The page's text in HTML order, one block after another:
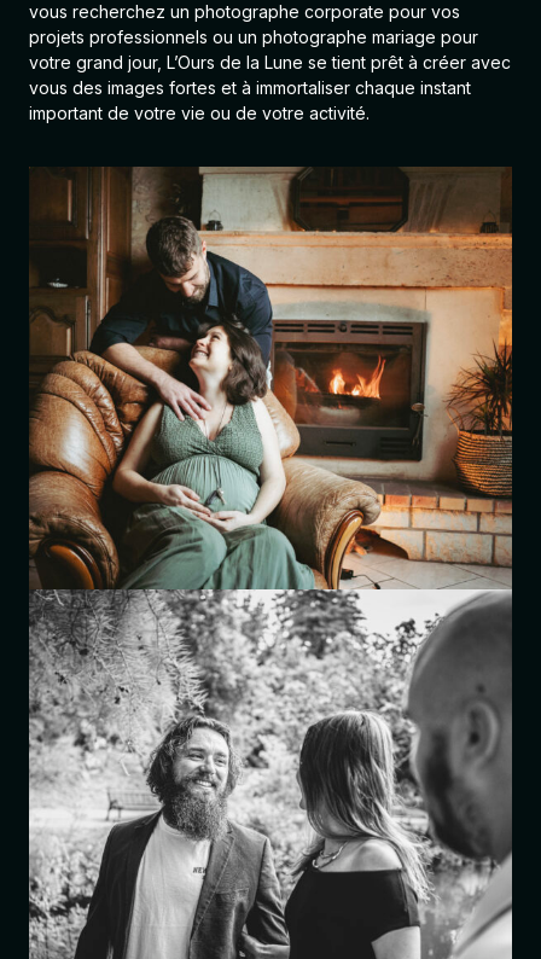
vous recherchez un photographe corporate pour vos
projets professionnels ou un photographe mariage pour
votre grand jour, L’Ours de la Lune se tient prêt à créer avec
vous des images fortes et à immortaliser chaque instant
important de votre vie ou de votre activité.